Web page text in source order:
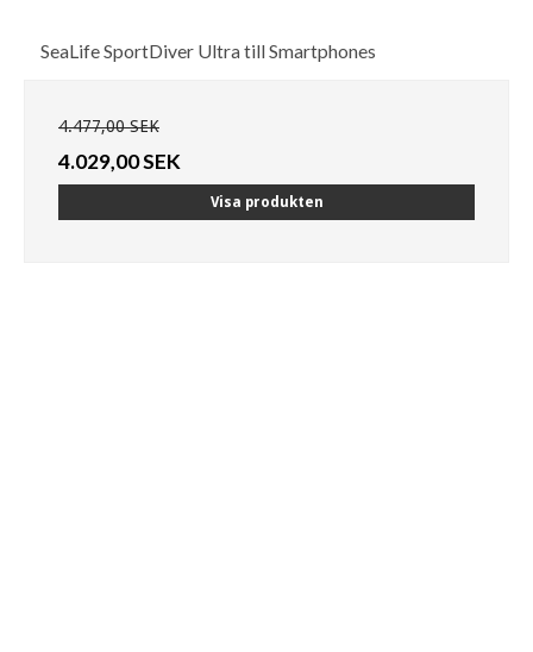
SeaLife SportDiver Ultra till Smartphones
4.477,00 SEK
4.029,00 SEK
Visa produkten